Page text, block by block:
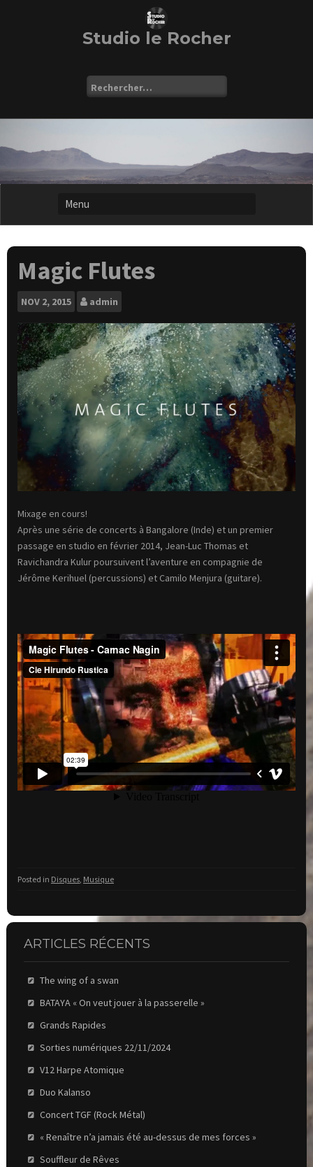
Studio le Rocher
Rechercher :
Magic Flutes
NOV 2, 2015 admin
Mixage en cours!
Après une série de concerts à Bangalore (Inde) et un premier
passage en studio en février 2014, Jean-Luc Thomas et
Ravichandra Kulur poursuivent l’aventure en compagnie de
Jérôme Kerihuel (percussions) et Camilo Menjura (guitare).
Posted in Disques, Musique
ARTICLES RÉCENTS
The wing of a swan
BATAYA « On veut jouer à la passerelle »
Grands Rapides
Sorties numériques 22/11/2024
V12 Harpe Atomique
Duo Kalanso
Concert TGF (Rock Métal)
« Renaître n’a jamais été au-dessus de mes forces »
Souffleur de Rêves